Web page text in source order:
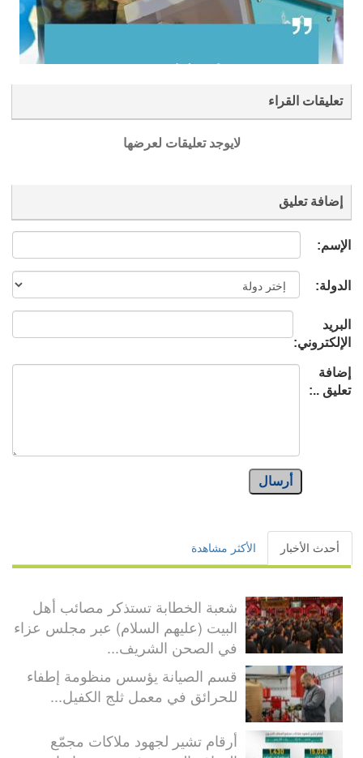
تعليقات القراء
لايوجد تعليقات لعرضها
إضافة تعليق
الإسم:
الدولة:
البريد
الإلكتروني:
إضافة
تعليق ..:
أرسال
أحدث الأخبار الأكثر مشاهدة
شعبة الخطابة تستذكر مصائب أهل
البيت (عليهم السلام) عبر مجلس عزاء
في الصحن الشريف...
قسم الصيانة يؤسس منظومة إطفاء
للحرائق في معمل ثلج الكفيل...
أرقام تشير لجهود ملاكات مجمّع